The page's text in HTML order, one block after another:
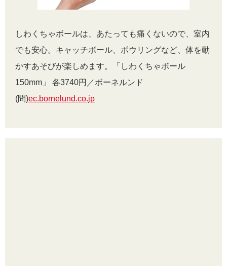
しわくちゃボールは、あたっても痛くないので、室内
でも安心。キャッチボール、ボウリングなど、体を動
かすあそびが楽しめます。「しわくちゃボール
150mm」 各3740円／ボーネルンド
(問)ec.bornelund.co.jp